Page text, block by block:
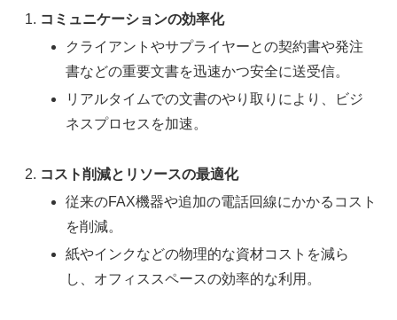
コミュニケーションの効率化
クライアントやサプライヤーとの契約書や発注
書などの重要文書を迅速かつ安全に送受信。
リアルタイムでの文書のやり取りにより、ビジ
ネスプロセスを加速。
コスト削減とリソースの最適化
従来のFAX機器や追加の電話回線にかかるコスト
を削減。
紙やインクなどの物理的な資材コストを減ら
し、オフィススペースの効率的な利用。